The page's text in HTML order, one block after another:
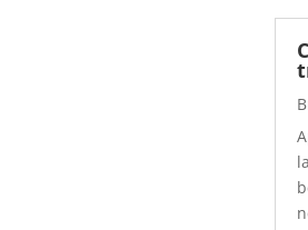
atakanau.blogspot.com/2021/01/